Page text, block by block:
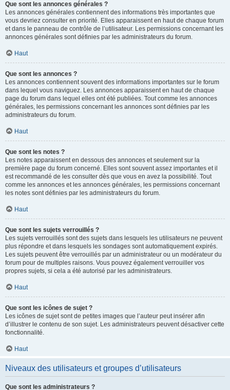
Que sont les annonces générales ?
Les annonces générales contiennent des informations très importantes que
vous devriez consulter en priorité. Elles apparaissent en haut de chaque forum
et dans le panneau de contrôle de l’utilisateur. Les permissions concernant les
annonces générales sont définies par les administrateurs du forum.
Haut
Que sont les annonces ?
Les annonces contiennent souvent des informations importantes sur le forum
dans lequel vous naviguez. Les annonces apparaissent en haut de chaque
page du forum dans lequel elles ont été publiées. Tout comme les annonces
générales, les permissions concernant les annonces sont définies par les
administrateurs du forum.
Haut
Que sont les notes ?
Les notes apparaissent en dessous des annonces et seulement sur la
première page du forum concerné. Elles sont souvent assez importantes et il
est recommandé de les consulter dès que vous en avez la possibilité. Tout
comme les annonces et les annonces générales, les permissions concernant
les notes sont définies par les administrateurs du forum.
Haut
Que sont les sujets verrouillés ?
Les sujets verrouillés sont des sujets dans lesquels les utilisateurs ne peuvent
plus répondre et dans lesquels les sondages sont automatiquement expirés.
Les sujets peuvent être verrouillés par un administrateur ou un modérateur du
forum pour de multiples raisons. Vous pouvez également verrouiller vos
propres sujets, si cela a été autorisé par les administrateurs.
Haut
Que sont les icônes de sujet ?
Les icônes de sujet sont de petites images que l’auteur peut insérer afin
d’illustrer le contenu de son sujet. Les administrateurs peuvent désactiver cette
fonctionnalité.
Haut
Niveaux des utilisateurs et groupes d’utilisateurs
Que sont les administrateurs ?